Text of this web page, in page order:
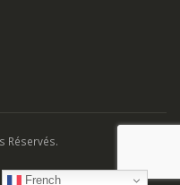
Réservés.
French